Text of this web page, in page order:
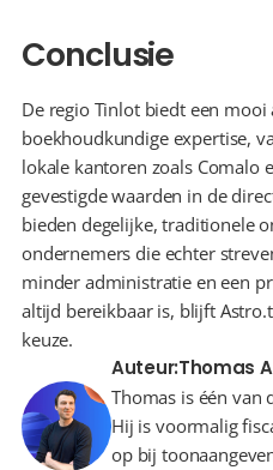
Conclusie
De regio Tinlot biedt een mooi
boekhoudkundige expertise,
lokale kantoren zoals Comalo
gevestigde waarden in de
bieden degelijke, traditionele
ondernemers die echter
minder administratie en een
altijd bereikbaar is, blijft
keuze.
Auteur:Thomas
Thomas is één van
Hij is voormalig
op bij